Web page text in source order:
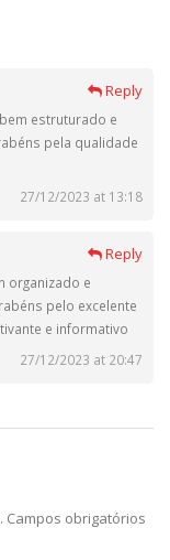
Reply
estruturado e
pela qualidade
27/12/2023 at 13:18
Reply
organizado e
pelo excelente
e informativo
27/12/2023 at 20:47
Campos obrigatórios